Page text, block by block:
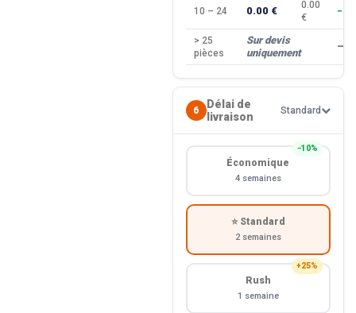
10 – 24 0.00 €
0.00
€
> 25
pièces
Sur devis
uniquement
—
6
Délai de
livraison
Standard
−10%
Économique
4 semaines
⭐ Standard
2 semaines
+25%
Rush
1 semaine